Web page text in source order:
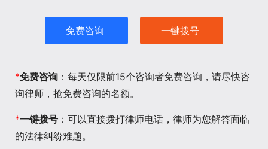
免费咨询 一键拨号
*免费咨询 ：每天仅限前15个咨询者免费咨询，请尽快咨
询律师，抢免费咨询的名额。
*一键拨号 ：可以直接拨打律师电话，律师为您解答面临
的法律纠纷难题。